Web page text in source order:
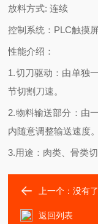
放料方式: 连续
控制系统：PLC触摸
性能介绍：
1.切刀驱动：由单独
节切割刀速。
2.物料输送部分：由
内随意调整输送速度。
3.用途：肉类、骨类
上一个：没有了
返回列表